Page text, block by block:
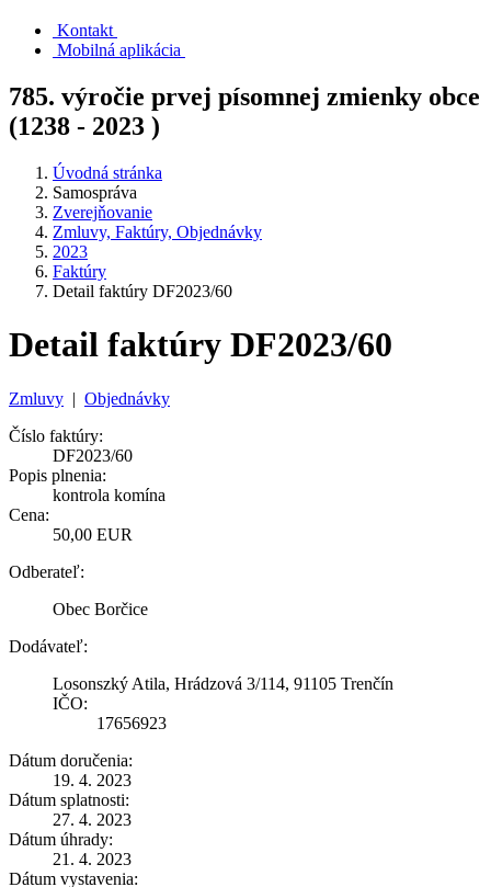
Kontakt
Mobilná aplikácia
785. výročie prvej písomnej zmienky obce
(1238 - 2023 )
Úvodná stránka
Samospráva
Zverejňovanie
Zmluvy, Faktúry, Objednávky
2023
Faktúry
Detail faktúry DF2023/60
Detail faktúry DF2023/60
Zmluvy | Objednávky
Číslo faktúry:
DF2023/60
Popis plnenia:
kontrola komína
Cena:
50,00 EUR
Odberateľ:
Obec Borčice
Dodávateľ:
Losonszký Atila, Hrádzová 3/114, 91105 Trenčín
IČO:
17656923
Dátum doručenia:
19. 4. 2023
Dátum splatnosti:
27. 4. 2023
Dátum úhrady:
21. 4. 2023
Dátum vystavenia: